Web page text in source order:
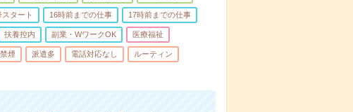
タート 16時前までの仕事 17時前までの仕事
扶養控内 副業・WワークOK 医療福祉
煙 派遣多 電話対応なし ルーティン